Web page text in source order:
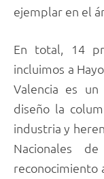
ejemplar en el
En total, 14
incluimos a
Valencia es
diseño la
industria y
Nacionales
reconocimiento